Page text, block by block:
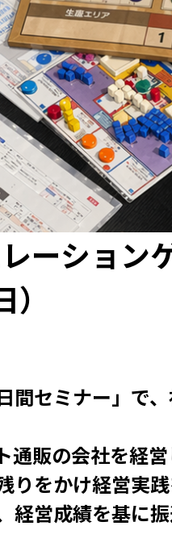
レーショ
セミナー」で
販の会社を経営
をかけ経営実践
経営成績を基に